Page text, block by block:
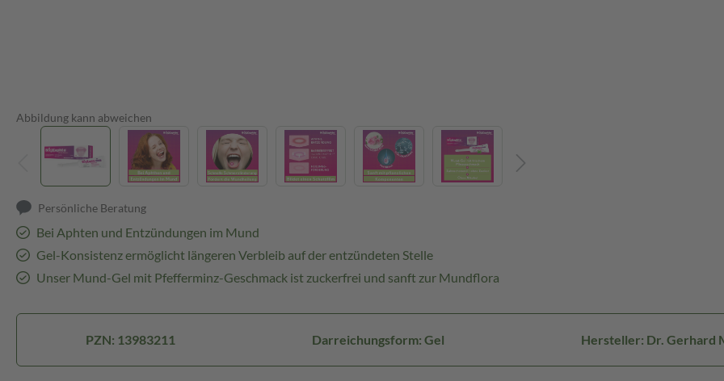
Abbildung kann abweichen
Persönliche Beratung
Bei Aphten und Entzündungen im Mund
Gel-Konsistenz ermöglicht längeren Verbleib auf der entzündeten Stelle
Unser Mund-Gel mit Pfefferminz-Geschmack ist zuckerfrei und sanft zur Mundflora
PZN: 13983211 Darreichungsform: Gel Hersteller: Dr. Gerhard